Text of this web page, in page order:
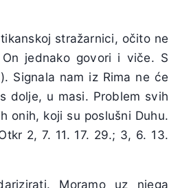
stražarnici, očito ne
jednako govori i viče. S
Signala nam iz Rima ne će
dolje, u masi. Problem svih
onih, koji su poslušni Duhu.
2, 7. 11. 17. 29.; 3, 6. 13.
Moramo uz njega